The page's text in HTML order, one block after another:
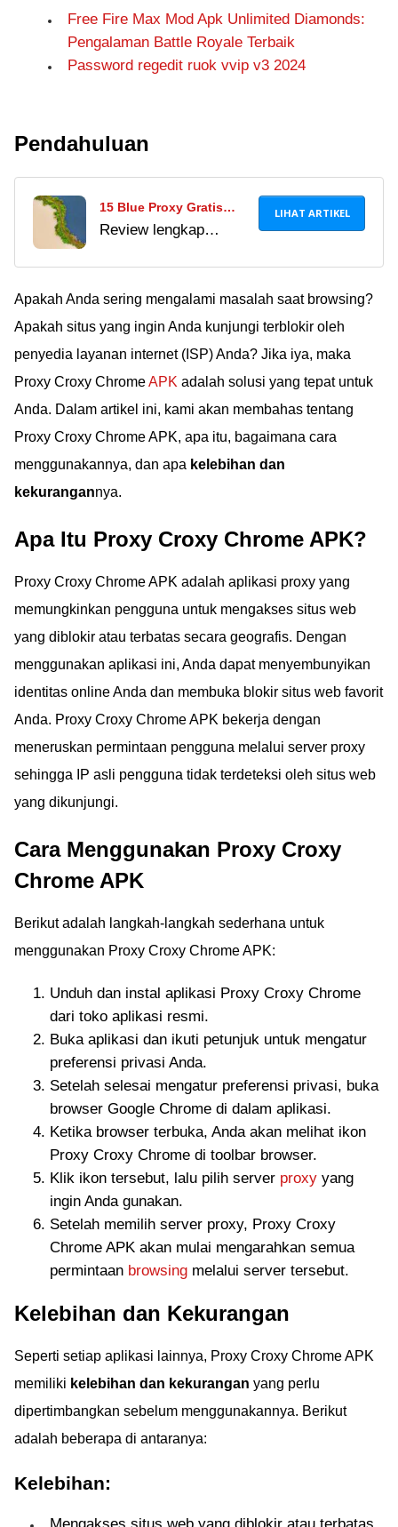
Free Fire Max Mod Apk Unlimited Diamonds:
Pengalaman Battle Royale Terbaik
Password regedit ruok vvip v3 2024
Pendahuluan
15 Blue Proxy Gratis
Indonesia Terbaik dan
Review lengkap
terbaik dan terbaru
yang dapat membantu
kamu mendapatkan
batas.
LIHAT ARTIKEL
Apakah Anda sering mengalami masalah saat browsing?
Apakah situs yang ingin Anda kunjungi terblokir oleh
penyedia layanan internet (ISP) Anda? Jika iya, maka
Proxy Croxy ChromeAPK adalah solusi yang tepat untuk
Anda. Dalam artikel ini, kami akan membahas tentang
Proxy Croxy Chrome APK, apa itu, bagaimana cara
menggunakannya, dan apa kelebihan dan
kekurangannya.
Apa Itu Proxy Croxy Chrome APK?
Proxy Croxy Chrome APK adalah aplikasi proxy yang
memungkinkan pengguna untuk mengakses situs web
yang diblokir atau terbatas secara geografis. Dengan
menggunakan aplikasi ini, Anda dapat menyembunyikan
identitas online Anda dan membuka blokir situs web favorit
Anda. Proxy Croxy Chrome APK bekerja dengan
meneruskan permintaan pengguna melalui server proxy
sehingga IP asli pengguna tidak terdeteksi oleh situs web
yang dikunjungi.
Cara Menggunakan Proxy Croxy
Chrome APK
Berikut adalah langkah-langkah sederhana untuk
menggunakan Proxy Croxy Chrome APK:
Unduh dan instal aplikasi Proxy Croxy Chrome
dari toko aplikasi resmi.
Buka aplikasi dan ikuti petunjuk untuk mengatur
preferensi privasi Anda.
Setelah selesai mengatur preferensi privasi, buka
browser Google Chrome di dalam aplikasi.
Ketika browser terbuka, Anda akan melihat ikon
Proxy Croxy Chrome di toolbar browser.
Klik ikon tersebut, lalu pilih server proxy yang
ingin Anda gunakan.
Setelah memilih server proxy, Proxy Croxy
Chrome APK akan mulai mengarahkan semua
permintaan browsing melalui server tersebut.
Kelebihan dan Kekurangan
Seperti setiap aplikasi lainnya, Proxy Croxy Chrome APK
memiliki kelebihan dan kekurangan yang perlu
dipertimbangkan sebelum menggunakannya. Berikut
adalah beberapa di antaranya:
Kelebihan: